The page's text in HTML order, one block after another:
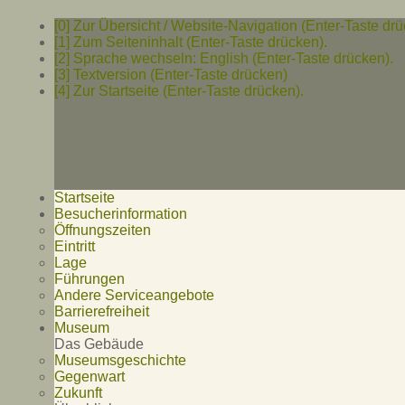
[0] Zur Übersicht / Website-Navigation (Enter-Taste
[1] Zum Seiteninhalt (Enter-Taste drücken).
[2] Sprache wechseln: English (Enter-Taste drücken).
[3] Textversion (Enter-Taste drücken)
[4] Zur Startseite (Enter-Taste drücken).
Startseite
Besucherinformation
Öffnungszeiten
Eintritt
Lage
Führungen
Andere Serviceangebote
Barrierefreiheit
Museum
Das Gebäude
Museumsgeschichte
Gegenwart
Zukunft